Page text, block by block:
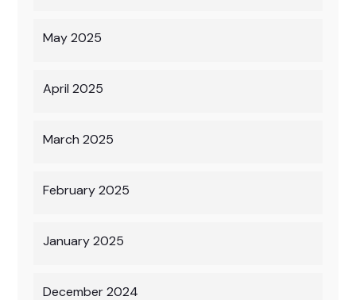
May 2025
April 2025
March 2025
February 2025
January 2025
December 2024